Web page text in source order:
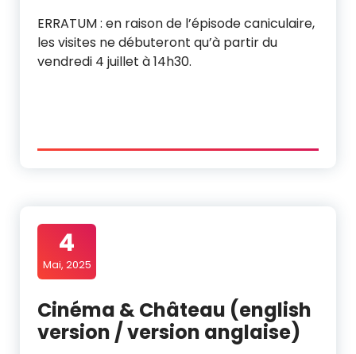
ERRATUM : en raison de l’épisode caniculaire,
les visites ne débuteront qu’à partir du
vendredi 4 juillet à 14h30.
4
Mai, 2025
Cinéma & Château (english
version / version anglaise)